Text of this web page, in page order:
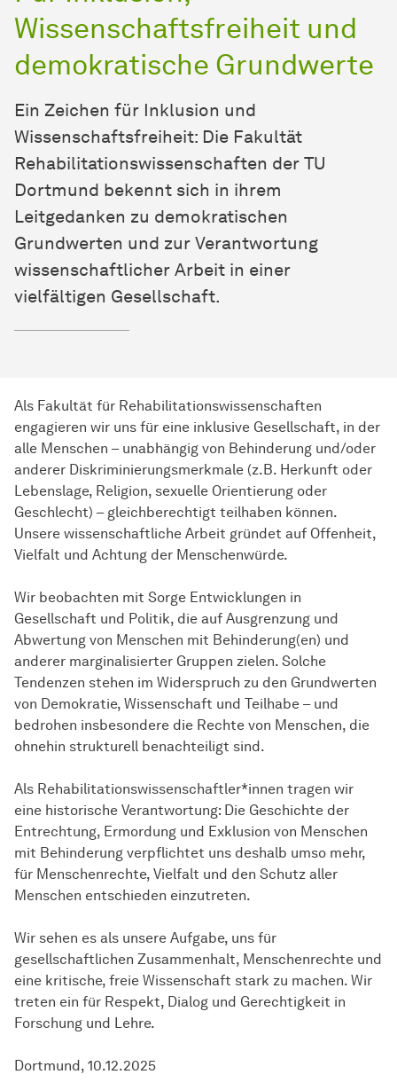
Wissenschaftsfreiheit und
demokratische Grundwerte
Ein Zeichen für Inklusion und
Wissenschaftsfreiheit: Die Fakultät
Rehabilitationswissenschaften der TU
Dortmund bekennt sich in ihrem
Leitgedanken zu demokratischen
Grundwerten und zur Verantwortung
wissenschaftlicher Arbeit in einer
vielfältigen Gesellschaft.
Als Fakultät für Rehabilitationswissenschaften
engagieren wir uns für eine inklusive Gesellschaft, in der
alle Menschen – unabhängig von Behinderung und/oder
anderer Diskriminierungsmerkmale (z.B. Herkunft oder
Lebenslage, Religion, sexuelle Orientierung oder
Geschlecht) – gleichberechtigt teilhaben können.
Unsere wissenschaftliche Arbeit gründet auf Offenheit,
Vielfalt und Achtung der Menschenwürde.
Wir beobachten mit Sorge Entwicklungen in
Gesellschaft und Politik, die auf Ausgrenzung und
Abwertung von Menschen mit Behinderung(en) und
anderer marginalisierter Gruppen zielen. Solche
Tendenzen stehen im Widerspruch zu den Grundwerten
von Demokratie, Wissenschaft und Teilhabe – und
bedrohen insbesondere die Rechte von Menschen, die
ohnehin strukturell benachteiligt sind.
Als Rehabilitationswissenschaftler*innen tragen wir
eine historische Verantwortung: Die Geschichte der
Entrechtung, Ermordung und Exklusion von Menschen
mit Behinderung verpflichtet uns deshalb umso mehr,
für Menschenrechte, Vielfalt und den Schutz aller
Menschen entschieden einzutreten.
Wir sehen es als unsere Aufgabe, uns für
gesellschaftlichen Zusammenhalt, Menschenrechte und
eine kritische, freie Wissenschaft stark zu machen. Wir
treten ein für Respekt, Dialog und Gerechtigkeit in
Forschung und Lehre.
Dortmund, 10.12.2025